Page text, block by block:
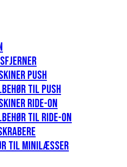
Push
til push
Ride-on
til Ride-on
til minilæsser